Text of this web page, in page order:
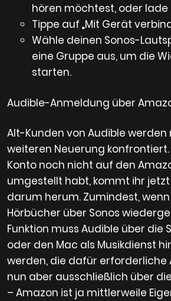
hören möchtest, oder lade
Tippe auf „Mit Gerät
Wähle deinen Sonos-
eine Gruppe aus, um die
starten.
Audible-Anmeldung über
Alt-Kunden von Audible werden
weiteren Neuerung
Konto noch nicht auf den
umgestellt habt, kommt ihr
darum herum. Zumindest,
Hörbücher über Sonos
Funktion muss Audible über die
oder den Mac als Musikdienst
werden, die dafür erforderliche
nun aber ausschließlich über
– Amazon ist ja mittlerweile